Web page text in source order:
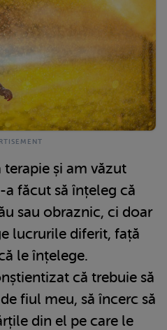
și am văzut
făcut să înțeleg că
sau obraznic, ci doar
lucrurile diferit, față
le înțelege.
că trebuie să
fiul meu, să încerc să
din el pe care le